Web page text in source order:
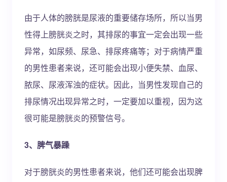
由于人体的膀胱是尿液的重要储存场所，所以当男
性得上膀胱炎之时，其排尿的事宜一定会出现一些
异常，如尿频、尿急、排尿疼痛等；对于病情严重
的男性患者来说，还可能会出现小便失禁、血尿、
脓尿、尿液浑浊的症状。因此，当男性发现自己的
排尿情况出现异常之时，一定要加以重视，因为这
很可能是膀胱炎的预警信号。
3、脾气暴躁
对于膀胱炎的男性患者来说，他们还可能会出现脾